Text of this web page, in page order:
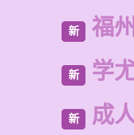
新 福
新 学
新 成